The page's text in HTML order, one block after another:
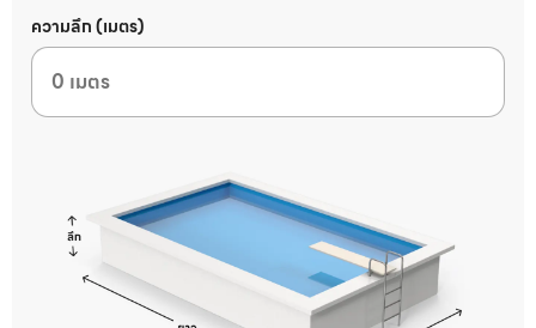
ความลึก (เมตร)